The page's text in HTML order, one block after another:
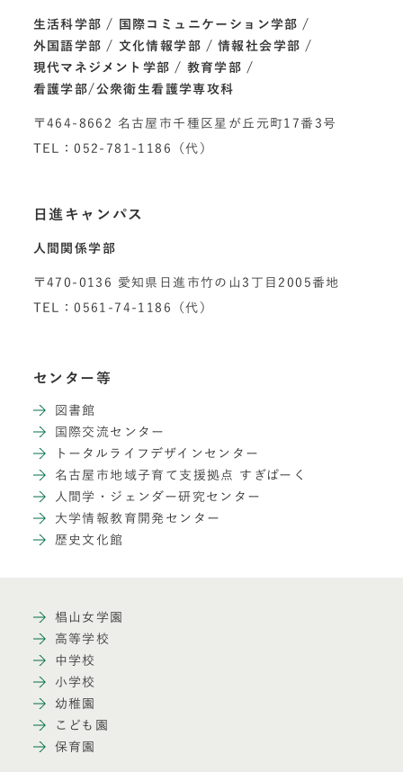
生活科学部
国際コミュニケーション学部
外国語学部
文化情報学部
情報社会学部
現代マネジメント学部
教育学部
看護学部/公衆衛生看護学専攻科
〒464-8662 名古屋市千種区星が丘元町17番3号
TEL：052-781-1186（代）
日進キャンパス
人間関係学部
〒470-0136 愛知県日進市竹の山3丁目2005番地
TEL：0561-74-1186（代）
センター等
図書館
国際交流センター
トータルライフデザインセンター
名古屋市地域子育て支援拠点 すぎぱーく
人間学・ジェンダー研究センター
大学情報教育開発センター
歴史文化館
椙山女学園
高等学校
中学校
小学校
幼稚園
こども園
保育園